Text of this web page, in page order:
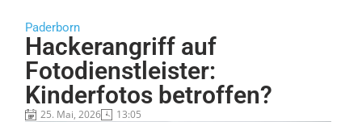
Paderborn
Hackerangriff auf
Fotodienstleister:
Kinderfotos betroffen?
25. Mai, 2026 13:05